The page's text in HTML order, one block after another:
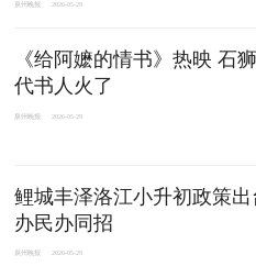
泉州晚报 2026-05-29
《给阿嬷的情书》热映 石
代书人火了
泉州晚报 2026-05-29
鲤城丰泽洛江小升初政策
办民办同招
泉州晚报 2026-05-29